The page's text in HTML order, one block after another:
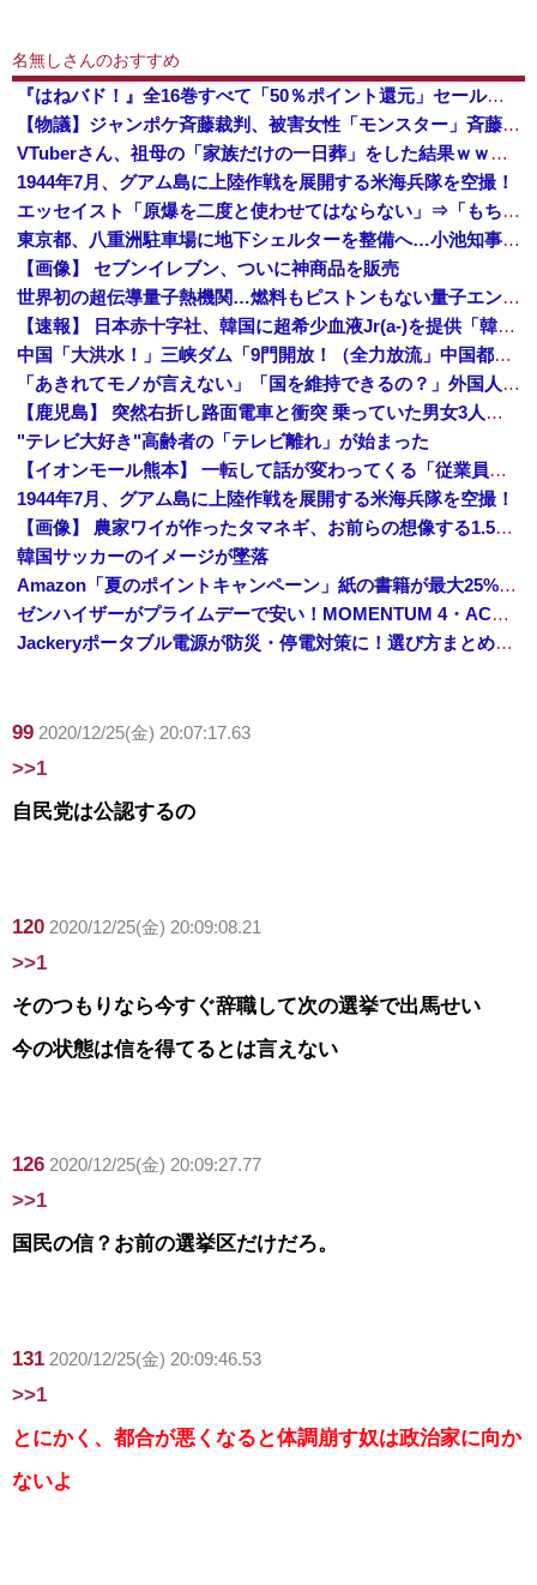
名無しさんのおすすめ
『はねバド！』全16巻すべて「50％ポイント還元」セール！6,336円分返ってくる！作風が途中で激変！かわいい女の子が"怪物"へと変貌していくバ...
【物議】ジャンポケ斉藤裁判、被害女性「モンスター」斉藤被告「同意と思ってた」←これどっちが勝つの？
VTuberさん、祖母の「家族だけの一日葬」をした結果ｗｗｗｗｗｗｗ
1944年7月、グアム島に上陸作戦を展開する米海兵隊を空撮！
エッセイスト「原爆を二度と使わせてはならない」⇒「もちろん中国の核も非難する？」⇒「中国の核は綺麗な核！」
東京都、八重洲駐車場に地下シェルターを整備へ…小池知事「弾道ミサイル攻撃から都民の命と財産守る」！
【画像】 セブンイレブン、ついに神商品を販売
世界初の超伝導量子熱機関…燃料もピストンもない量子エンジンが回った！
【速報】 日本赤十字社、韓国に超希少血液Jr(a-)を提供「韓国内では適合する血液を確保できなかった」※今回で4回目
中国「大洪水！」三峡ダム「9門開放！（全力放流」中国都市「三峡沿線の道路水没」中国政府「高速道路封鎖！」中国ダム「緊急放流に合わせて開門（土砂崩れ発生」→
「あきれてモノが言えない」「国を維持できるの？」外国人の永住許可要件の厳格化で在日中国人の本音は？
【鹿児島】 突然右折し路面電車と衝突 乗っていた男女3人は車を放置しダッシュで逃走中
"テレビ大好き"高齢者の「テレビ離れ」が始まった
【イオンモール熊本】 一転して話が変わってくる「従業員の避難誘導の証言が複数」イオン側が社内規定に抵触していた疑い
1944年7月、グアム島に上陸作戦を展開する米海兵隊を空撮！
【画像】 農家ワイが作ったタマネギ、お前らの想像する1.5倍はデカいぞ
韓国サッカーのイメージが墜落
Amazon「夏のポイントキャンペーン」紙の書籍が最大25%ポイント還元 対象と条件を整理（2026年7月）
ゼンハイザーがプライムデーで安い！MOMENTUM 4・ACCENTUMなど対象モデルまとめ！
Jackeryポータブル電源が防災・停電対策に！選び方まとめ【プライムデー最終日】
99 2020/12/25(金) 20:07:17.63
>>1
自民党は公認するの
120 2020/12/25(金) 20:09:08.21
>>1
そのつもりなら今すぐ辞職して次の選挙で出馬せい
今の状態は信を得てるとは言えない
126 2020/12/25(金) 20:09:27.77
>>1
国民の信？お前の選挙区だけだろ。
131 2020/12/25(金) 20:09:46.53
>>1
とにかく、都合が悪くなると体調崩す奴は政治家に向か
ないよ